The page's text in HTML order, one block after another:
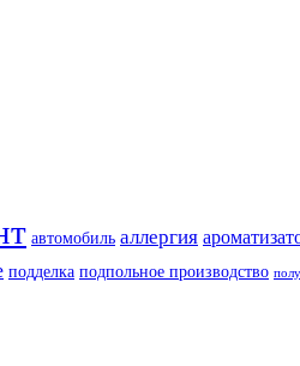
автомобиль аллергия
подделка подпольное производство